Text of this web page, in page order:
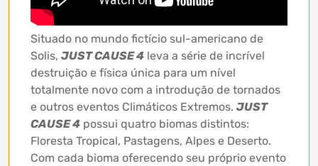
Situado no mundo fictício sul-americano de
Solis, JUST CAUSE 4 leva a série de incrível
destruição e física única para um nível
totalmente novo com a introdução de tornados
e outros eventos Climáticos Extremos. JUST
CAUSE 4 possui quatro biomas distintos:
Floresta Tropical, Pastagens, Alpes e Deserto.
Com cada bioma oferecendo seu próprio evento